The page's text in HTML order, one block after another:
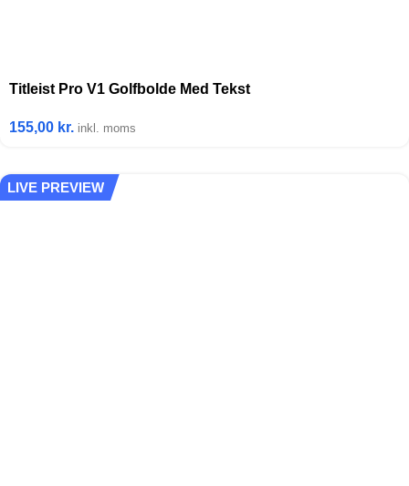
Titleist Pro V1 Golfbolde Med Tekst
155,00 kr. inkl. moms
LIVE PREVIEW